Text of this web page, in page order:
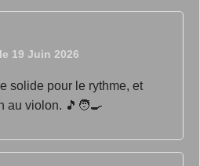
le 19 Juin 2026
solide pour le rythme, et
au violon. 🎵🧑‍🍳